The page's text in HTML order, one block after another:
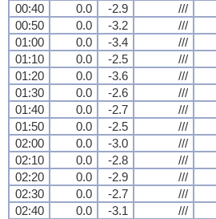
00:40
0.0 -2.9 ///
00:50
0.0 -3.2 ///
01:00
0.0 -3.4 ///
01:10
0.0 -2.5 ///
01:20
0.0 -3.6 ///
01:30
0.0 -2.6 ///
01:40
0.0 -2.7 ///
01:50
0.0 -2.5 ///
02:00
0.0 -3.0 ///
02:10
0.0 -2.8 ///
02:20
0.0 -2.9 ///
02:30
0.0 -2.7 ///
02:40
0.0 -3.1 ///